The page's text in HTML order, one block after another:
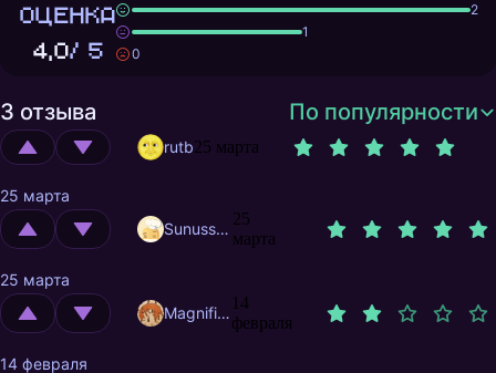
ОЦЕНКА
4,0/ 5
2
1
0
3 отзыва По популярности
rutb25 марта
25 марта
Sunusstex
25
марта
25 марта
MagnificentMrFox
14
февраля
14 февраля